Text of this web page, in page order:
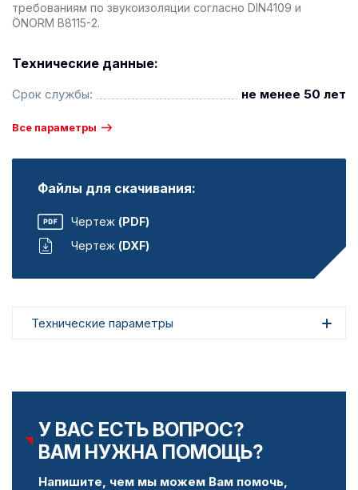
требованиям по звукоизоляции согласно DIN4109 и
ÖNORM B8115-2.
Технические данные:
Срок службы: не менее 50 лет
Все параметры
Файлы для скачивания:
Чертеж (PDF)
Чертеж (DXF)
Технические параметры
У ВАС ЕСТЬ ВОПРОС?
ВАМ НУЖНА ПОМОЩЬ?
Напишите, чем мы можем Вам помочь,